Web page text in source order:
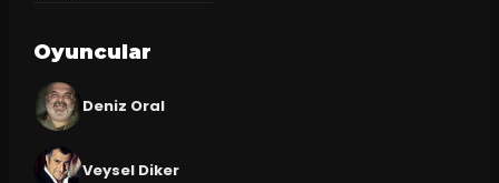
Oyuncular
Deniz Oral
Veysel Diker